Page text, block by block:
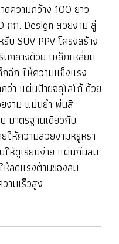
ความกว้าง 100 ยาว
ก. Design สวยงาม ลู่
บ SUV PPV โครงสร้าง
กลางด้วย เหล็กเหลี่ยม
ฉีก ให้ความแข็งแรง
ว่า แผ่นป้ายฉลุโลโก้ ด้วย
งาม แม่นยำ พ่นสี
มาตรฐานเดียวกับ
ให้ความสวยงามหรูหรา
ห้ดูเรียบง่าย แผ่นกันลม
ห้ลดแรงต้านของลม
ามเร็วสูง